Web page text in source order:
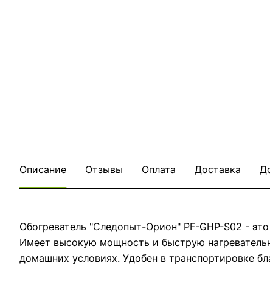
Описание Отзывы Оплата Доставка
Обогреватель "Следопыт-Орион" PF-GHP-S02 -
Имеет высокую мощность и быструю
домашних условиях. Удобен в транспортировке